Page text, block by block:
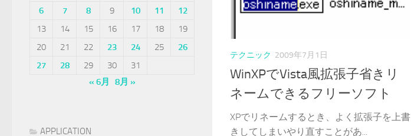
テクニック 2009年7月1日
WinXPでVista風拡張子省きリ
ネームできるフリーソフト
XPでリネームするとき、よく拡張子を上書
きしてしまいやり直すことがあ...
6
7 8 9 10 11
12
13
14 15 16 17 18
19
20
21 22 23 24 25
26
27
28 29 30
31
« 6月
8月 »
APPLICATION